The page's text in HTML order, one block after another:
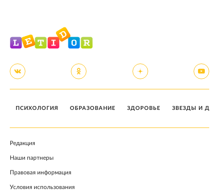
ПСИХОЛОГИЯ ОБРАЗОВАНИЕ ЗДОРОВЬЕ ЗВЕЗДЫ И
Редакция
Наши партнеры
Правовая информация
Условия использования